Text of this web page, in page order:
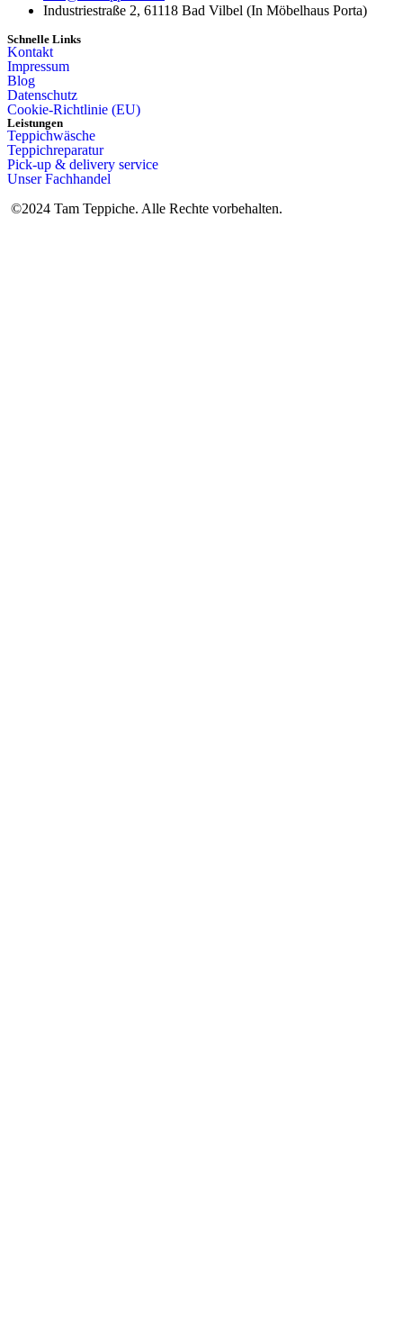
Industriestraße 2, 61118 Bad Vilbel (In Möbelhaus Porta)
Schnelle Links
Kontakt
Impressum
Blog
Datenschutz
Cookie-Richtlinie (EU)
Leistungen
Teppichwäsche
Teppichreparatur
Pick-up & delivery service
Unser Fachhandel
©2024 Tam Teppiche. Alle Rechte vorbehalten.